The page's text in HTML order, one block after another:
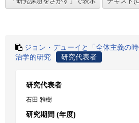
ジョン・デューイと「全体主義の
治学的研究
研究代表者
研究代表者
石田 雅樹
研究期間 (年度)